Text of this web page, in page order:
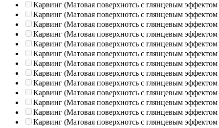
Карвинг (Матовая поверхнотсь с глянцевым эффектом
Карвинг (Матовая поверхнотсь с глянцевым эффектом
Карвинг (Матовая поверхнотсь с глянцевым эффектом
Карвинг (Матовая поверхнотсь с глянцевым эффектом
Карвинг (Матовая поверхнотсь с глянцевым эффектом
Карвинг (Матовая поверхнотсь с глянцевым эффектом
Карвинг (Матовая поверхнотсь с глянцевым эффектом
Карвинг (Матовая поверхнотсь с глянцевым эффектом
Карвинг (Матовая поверхнотсь с глянцевым эффектом
Карвинг (Матовая поверхнотсь с глянцевым эффектом
Карвинг (Матовая поверхнотсь с глянцевым эффектом
Карвинг (Матовая поверхнотсь с глянцевым эффектом
Карвинг (Матовая поверхнотсь с глянцевым эффектом